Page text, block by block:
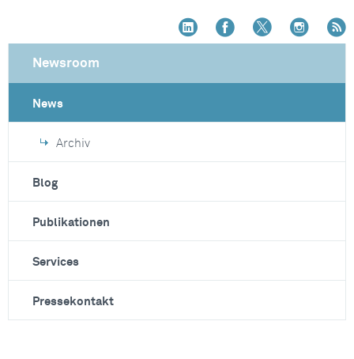
Newsroom
News
Archiv
Blog
Publikationen
Services
Pressekontakt